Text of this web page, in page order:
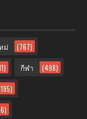
ม่ (767)
กีฬา (498)